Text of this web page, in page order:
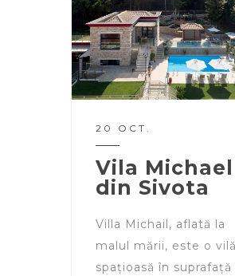
20 OCT.
Vila Michael
din Sivota
Villa Michail, aflată la
malul mării, este o vilă
spațioasă în suprafață